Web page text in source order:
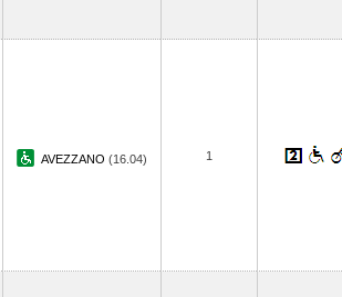
AVEZZANO (16.04) 1